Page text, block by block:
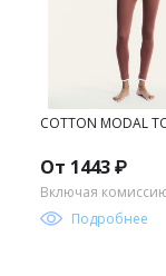
COTTON MODAL
От 1443 ₽
Включая
Подробнее